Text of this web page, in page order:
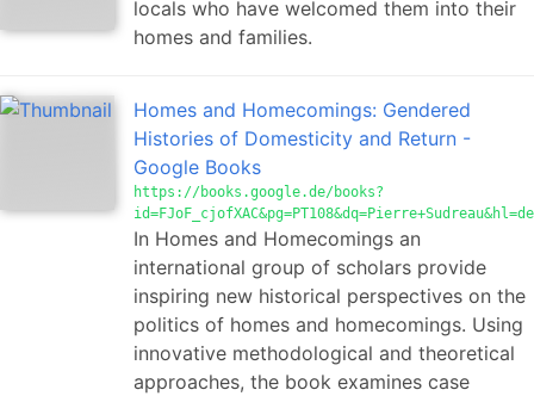
locals who have welcomed them into their
homes and families.
Homes and Homecomings: Gendered
Histories of Domesticity and Return -
Google Books
https://books.google.de/books?
In Homes and Homecomings an
international group of scholars provide
inspiring new historical perspectives on the
politics of homes and homecomings. Using
innovative methodological and theoretical
approaches, the book examines case